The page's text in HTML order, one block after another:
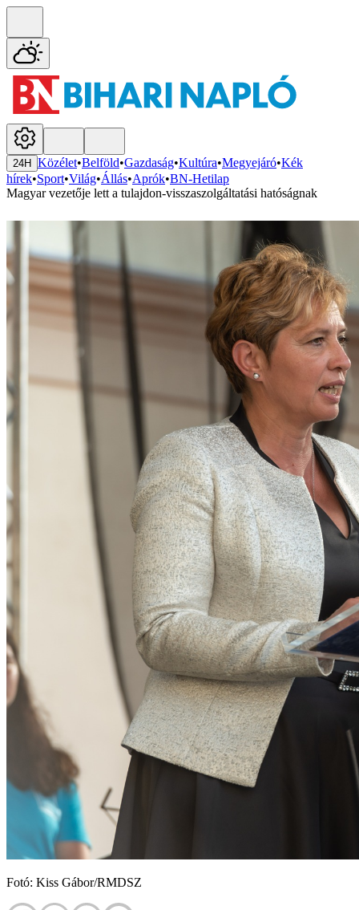
24H Közélet•Belföld•Gazdaság•Kultúra•Megyejáró•Kék
hírek•Sport•Világ•Állás•Aprók•BN-Hetilap
Magyar vezetője lett a tulajdon-visszaszolgáltatási hatóságnak
Fotó: Kiss Gábor/RMDSZ